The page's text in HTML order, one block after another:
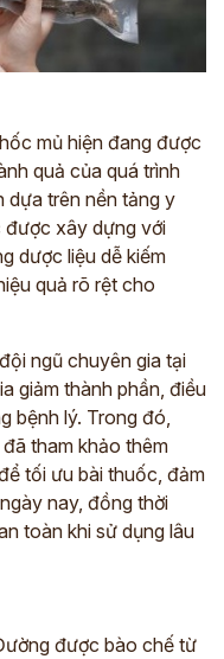
mủ hiện đang được
quả của quá trình
dựa trên nền tảng y
được xây dựng với
dược liệu dễ kiếm
quả rõ rệt cho
ngũ chuyên gia tại
giảm thành phần, điều
bệnh lý. Trong đó,
tham khảo thêm
tối ưu bài thuốc, đảm
nay, đồng thời
toàn khi sử dụng lâu
được bào chế từ